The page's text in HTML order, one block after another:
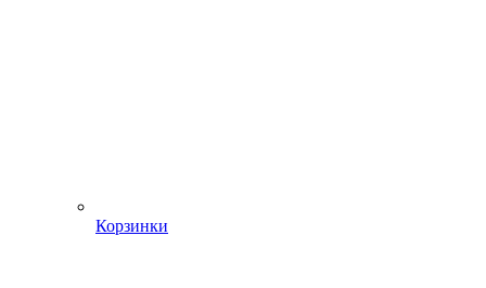
Корзинки